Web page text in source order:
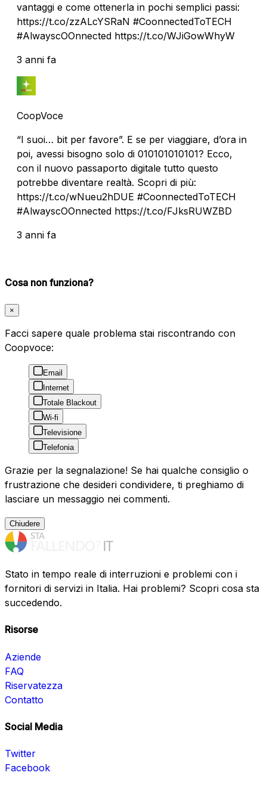
vantaggi e come ottenerla in pochi semplici passi:
https://t.co/zzALcYSRaN #CoonnectedToTECH
#AlwayscOOnnected https://t.co/WJiGowWhyW
3 anni fa
CoopVoce
“I suoi… bit per favore”. E se per viaggiare, d’ora in
poi, avessi bisogno solo di 010101010101? Ecco,
con il nuovo passaporto digitale tutto questo
potrebbe diventare realtà. Scopri di più:
https://t.co/wNueu2hDUE #CoonnectedToTECH
#AlwayscOOnnected https://t.co/FJksRUWZBD
3 anni fa
Cosa non funziona?
×
Facci sapere quale problema stai riscontrando con
Coopvoce:
Email
Internet
Totale Blackout
Wi-fi
Televisione
Telefonia
Grazie per la segnalazione! Se hai qualche consiglio o
frustrazione che desideri condividere, ti preghiamo di
lasciare un messaggio nei commenti.
Chiudere
Stato in tempo reale di interruzioni e problemi con i
fornitori di servizi in Italia. Hai problemi? Scopri cosa sta
succedendo.
Risorse
Aziende
FAQ
Riservatezza
Contatto
Social Media
Twitter
Facebook